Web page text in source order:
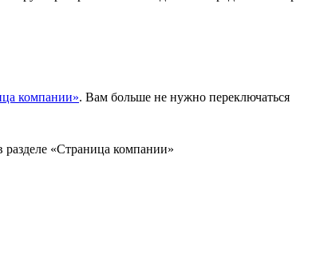
компании». Вам больше не нужно переключаться